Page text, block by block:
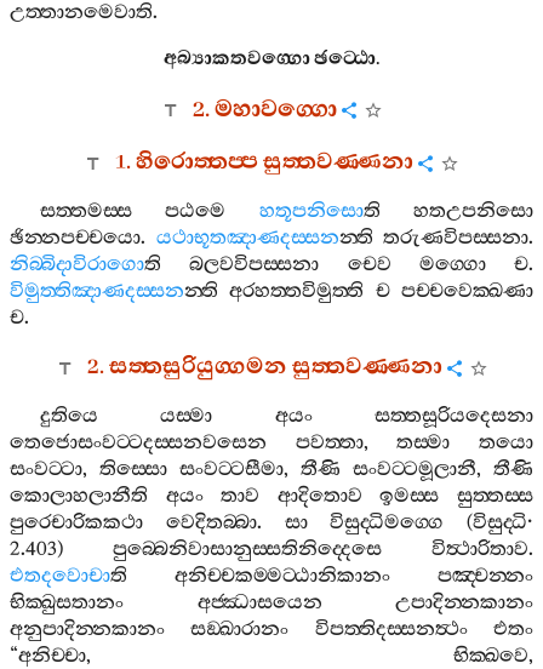
උත‍්තානමෙවාති.
අබ්‍යාකතවග‍්ගොඡට‍්ඨො.
2.මහාවග‍්ගො
1.හිරොත‍්තප‍්පසුත‍්තවණ‍්ණනා
සත‍්තමස‍්ස පඨමෙ හතූපනිසොති
හතඋපනිසො
ඡින‍්නපච‍්චයො. යථාභූතඤාණදස‍්සනන‍්ති තරුණවිපස‍්සනා.
නිබ‍්බිදාවිරාගොති බලවවිපස‍්සනා චෙව මග‍්ගො ච.
විමුත‍්තිඤාණදස‍්සනන‍්ති අරහත‍්තවිමුත‍්ති ච පච‍්චවෙක‍්ඛණා
ච.
2.සත‍්තසුරියුග‍්ගමනසුත‍්තවණ‍්ණනා
දුතියෙ යස‍්මා අයං
සත‍්තසූරියදෙසනා
තෙජොසංවට‍්ටදස‍්සනවසෙන
පවත‍්තා,තස‍්මා
තයො
සංවට‍්ටා, තිස‍්සො සංවට‍්ටසීමා, තීණි සංවට‍්ටමූලානී, තීණි
කොලාහලානීති
අයං තාව ආදිතොව ඉමස‍්ස
සුත‍්තස‍්ස
පුරෙචාරිකකථා
වෙදිතබ‍්බා. සා විසුද‍්ධිමග‍්ගෙ (විසුද‍්ධි·
2.403) පුබ‍්බෙනිවාසානුස‍්සතිනිද‍්දෙසෙ විත්‍ථාරිතාව.
එතදවොචාති අනිච‍්චකම‍්මට‍්ඨානිකානං
පඤ‍්චන‍්නං
භික‍්ඛුසතානං
අජ‍්ඣාසයෙන
උපාදින‍්නකානං
අනුපාදින‍්නකානං
සඞ‍්ඛාරානං විපත‍්තිදස‍්සනත්‍ථං
එතං
“අනිච‍්චා, භික‍්ඛවෙ,